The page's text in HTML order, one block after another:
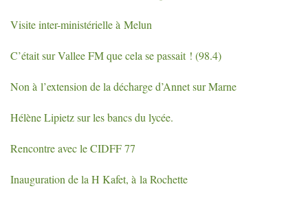
Visite inter-ministérielle à Melun
C’était sur ValleeFMque cela se passait ! (98.4)
Non à l’extension de la décharge d’Annet sur Marne
Hélène Lipietz sur les bancs du lycée.
Rencontre avec leCIDFF77
Inauguration de la H Kafet, à la Rochette